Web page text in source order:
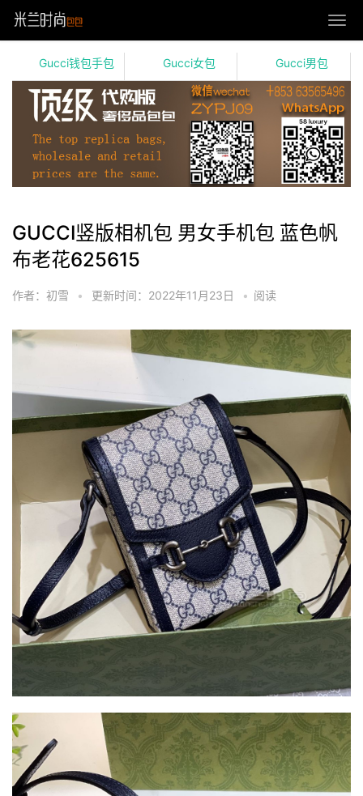
Gucci钱包手包 Gucci女包 Gucci男包
GUCCI竖版相机包 男女手机包 蓝色帆
布老花625615
作者：初雪 • 更新时间：2022年11月23日 • 阅读